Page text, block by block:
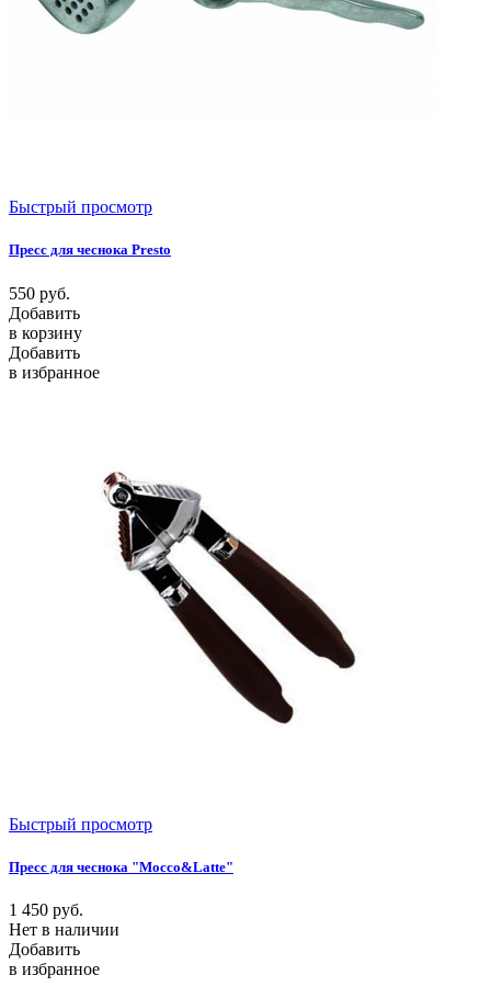
Быстрый просмотр
Пресс для чеснока Presto
550 руб.
Добавить
в корзину
Добавить
в избранное
Быстрый просмотр
Пресс для чеснока "Mocco&Latte"
1 450 руб.
Нет в наличии
Добавить
в избранное